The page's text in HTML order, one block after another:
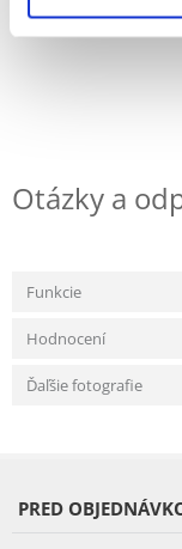
Otázky a
Funkcie
Hodnocení
Ďaľšie fotografie
PRED